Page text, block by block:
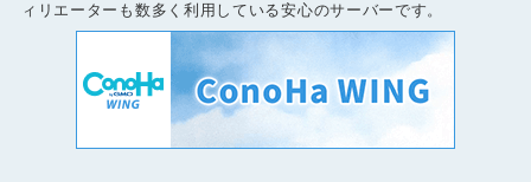
ィリエーターも数多く利用している安心のサーバーです。